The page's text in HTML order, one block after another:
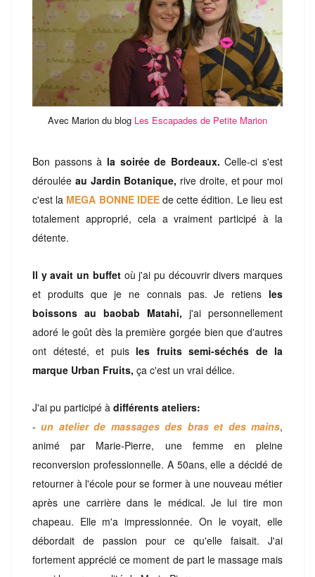
Avec Marion du blog Les Escapades de Petite Marion
Bon passons à la soirée de Bordeaux.Celle-ci s'est
déroulée au Jardin Botanique, rive droite, et pour moi
c'est la MEGA BONNE IDEEde cette édition. Le lieu est
totalement approprié, cela a vraiment participé à la
détente.
Il y avait un buffet où j'ai pu découvrir divers marques
et produits que je ne connais pas. Je retiens les
boissons au baobab Matahi, j'ai personnellement
adoré le goût dès la première gorgée bien que d'autres
ont détesté, et puis les fruits semi-séchés de la
marque Urban Fruits, ça c'est un vrai délice.
J'ai pu participé à différents ateliers:
- un atelier de massages des bras et des mains,
animé par Marie-Pierre, une femme en pleine
reconversion professionnelle. A 50ans, elle a décidé de
retourner à l'école pour se former à une nouveau métier
après une carrière dans le médical. Je lui tire mon
chapeau. Elle m'a impressionnée. On le voyait, elle
débordait de passion pour ce qu'elle faisait. J'ai
fortement apprécié ce moment de part le massage mais